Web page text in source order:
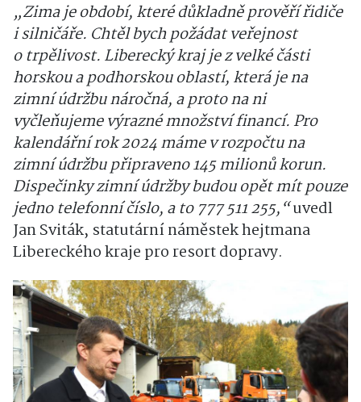
„Zima je období, které důkladně prověří řidiče
i silničáře. Chtěl bych požádat veřejnost
o trpělivost. Liberecký kraj je z velké části
horskou a podhorskou oblastí, která je na
zimní údržbu náročná, a proto na ni
vyčleňujeme výrazné množství financí. Pro
kalendářní rok 2024 máme v rozpočtu na
zimní údržbu připraveno 145 milionů korun.
Dispečinky zimní údržby budou opět mít pouze
jedno telefonní číslo, a to 777 511 255,“uvedl
Jan Sviták, statutární náměstek hejtmana
Libereckého kraje pro resort dopravy.